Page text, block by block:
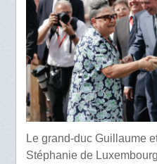
Le grand-duc Guillaume
Stéphanie de